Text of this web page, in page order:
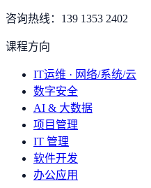
咨询热线： 139 1353 2402
课程方向
IT运维 · 网络/系统/云
数字安全
AI & 大数据
项目管理
IT 管理
软件开发
办公应用